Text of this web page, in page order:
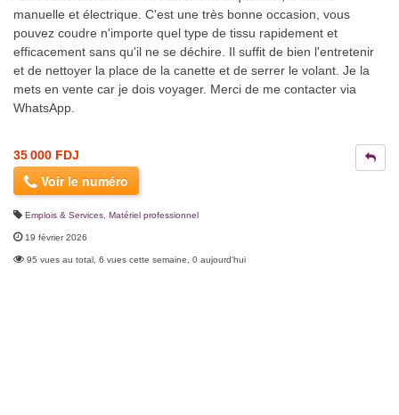
manuelle et électrique. C'est une très bonne occasion, vous
pouvez coudre n'importe quel type de tissu rapidement et
efficacement sans qu'il ne se déchire. Il suffit de bien l'entretenir
et de nettoyer la place de la canette et de serrer le volant. Je la
mets en vente car je dois voyager. Merci de me contacter via
WhatsApp.
35 000 FDJ
Voir le numéro
Emplois & Services Matériel professionnel
19 février 2026
95 vues au total, 6 vues cette semaine, 0 aujourd'hui